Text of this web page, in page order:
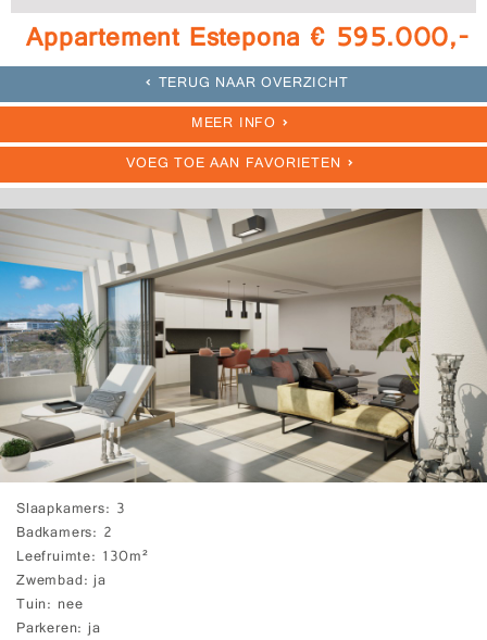
Appartement Estepona € 595.000,-
TERUG NAAR OVERZICHT
MEER INFO
VOEG TOE AAN FAVORIETEN
Slaapkamers 3
Badkamers 2
Leefruimte 130m²
Zwembad ja
Tuin nee
Parkeren ja